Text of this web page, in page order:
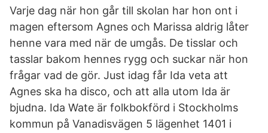
Varje dag när hon går till skolan har hon ont i
magen eftersom Agnes och Marissa aldrig låter
henne vara med när de umgås. De tisslar och
tasslar bakom hennes rygg och suckar när hon
frågar vad de gör. Just idag får Ida veta att
Agnes ska ha disco, och att alla utom Ida är
bjudna. Ida Wate är folkbokförd i Stockholms
kommun på Vanadisvägen 5 lägenhet 1401 i